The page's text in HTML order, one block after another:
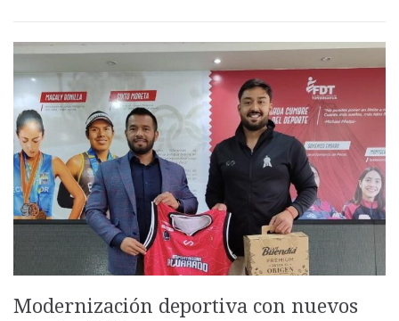
Modernización deportiva con nuevos